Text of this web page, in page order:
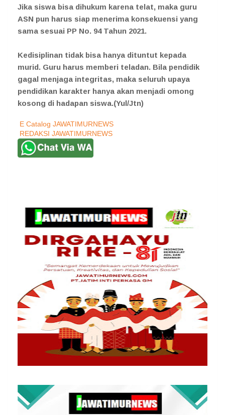
Jika siswa bisa dihukum karena telat, maka guru
ASN pun harus siap menerima konsekuensi yang
sama sesuai PP No. 94 Tahun 2021.
Kedisiplinan tidak bisa hanya dituntut kepada
murid. Guru harus memberi teladan. Bila pendidik
gagal menjaga integritas, maka seluruh upaya
pendidikan karakter hanya akan menjadi omong
kosong di hadapan siswa.(Yul/Jtn)
E Catalog JAWATIMURNEWS
REDAKSI JAWATIMURNEWS